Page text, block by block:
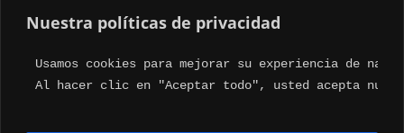
Nuestra políticas de privacidad
Usamos cookies para mejorar su experiencia de
Al hacer clic en "Aceptar todo", usted acepta
ESTILO DE VIDA